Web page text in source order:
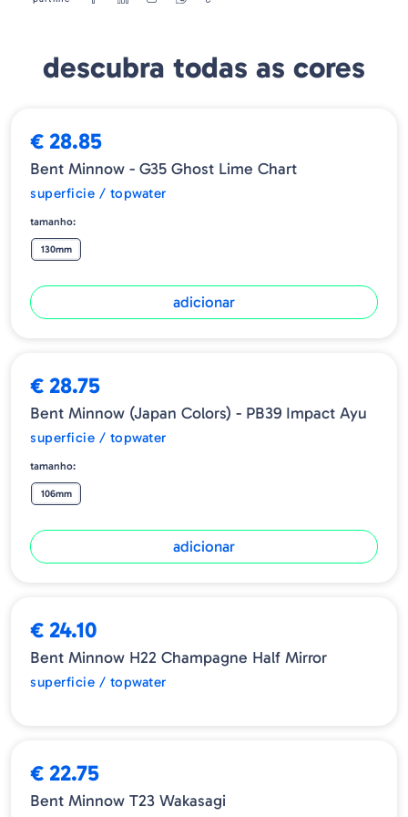
do capim quando sentem que um predador está chegando, o que
permite obter vantagens incríveis na paisagem artificial.
descubra todas as cores
€ 28.85
Bent Minnow - G35 Ghost Lime Chart
superficie / topwater
tamanho:
130mm
adicionar
€ 28.75
Bent Minnow (Japan Colors) - PB39 Impact Ayu
superficie / topwater
tamanho:
106mm
adicionar
€ 24.10
Bent Minnow H22 Champagne Half Mirror
superficie / topwater
€ 22.75
Bent Minnow T23 Wakasagi